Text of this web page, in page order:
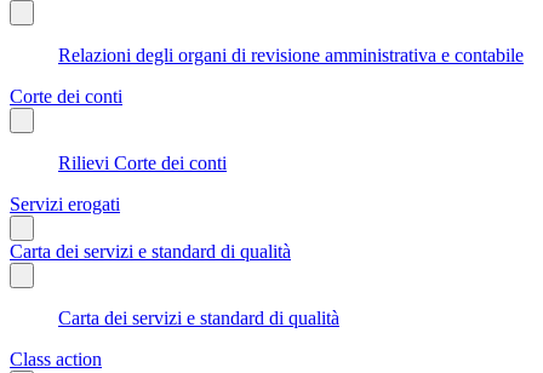
Relazioni degli organi di revisione amministrativa e contabile
Corte dei conti
Rilievi Corte dei conti
Servizi erogati
Carta dei servizi e standard di qualità
Carta dei servizi e standard di qualità
Class action